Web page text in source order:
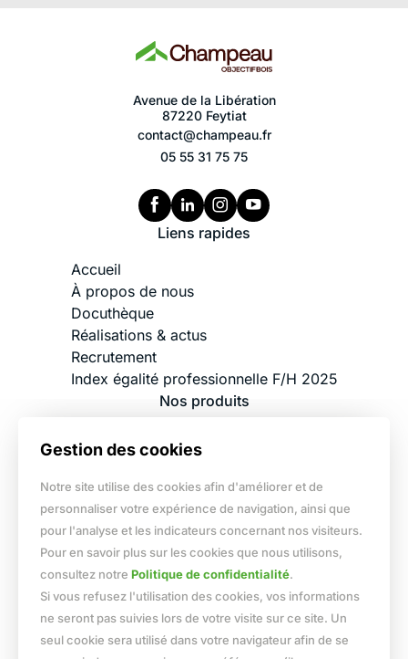
Avenue de la Libération
87220 Feytiat
contact@champeau.fr
05 55 31 75 75
Liens rapides
Accueil
À propos de nous
Docuthèque
Réalisations & actus
Recrutement
Index égalité professionnelle F/H 2025
Nos produits
Charpente traditionnelle
Ossature bois
Plancher bois
Pergola, carport, garage...
Nos services
Métré, chiffrage devis
Bureau d'études
Fabrication et livraison
Pose, travaux
Gestion des cookies
Notre site utilise des cookies afin d'améliorer et de
personnaliser votre expérience de navigation, ainsi que
pour l'analyse et les indicateurs concernant nos visiteurs.
Pour en savoir plus sur les cookies que nous utilisons,
consultez notre Politique de confidentialité.
Si vous refusez l'utilisation des cookies, vos informations
ne seront pas suivies lors de votre visite sur ce site. Un
seul cookie sera utilisé dans votre navigateur afin de se